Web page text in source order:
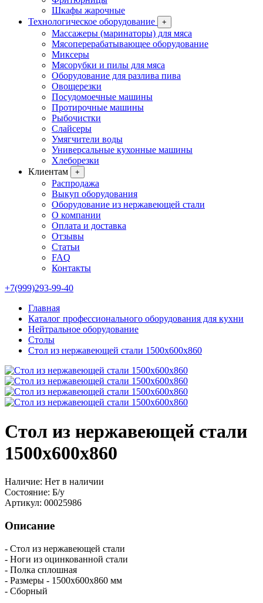
Шкафы жарочные
Технологическое оборудование
+
Массажеры (маринаторы) для мяса
Мясоперерабатывающее оборудование
Миксеры
Мясорубки и пилы для мяса
Оборудование для разлива пива
Овощерезки
Посудомоечные машины
Протирочные машины
Рыбочистки
Слайсеры
Умягчители воды
Универсальные кухонные машины
Хлеборезки
Клиентам
+
Распродажа
Выкуп оборудования
Оборудование из нержавеющей стали
О компании
Оплата и доставка
Отзывы
Статьи
FAQ
Контакты
+7(999)293-99-40
Главная
Каталог профессионального оборудования для кухни
Нейтральное оборудование
Столы
Стол из нержавеющей стали 1500х600х860
Стол из нержавеющей стали
1500х600х860
Наличие: Нет в наличии
Состояние: Б/у
Артикул: 00025986
Описание
- Стол из нержавеющей стали
- Ноги из оцинкованной стали
- Полка сплошная
- Размеры - 1500х600х860 мм
- Сборный